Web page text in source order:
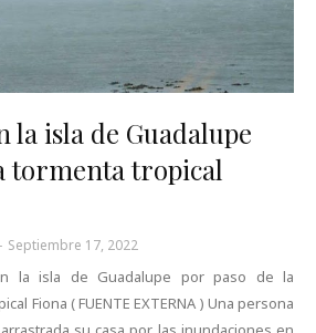
la isla de Guadalupe
tormenta tropical
- Septiembre 17, 2022
la isla de Guadalupe por paso de la
Fiona ( FUENTE EXTERNA ) Una persona